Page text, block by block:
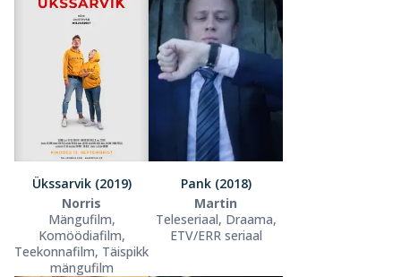
Ükssarvik (2019)
Norris
Mängufilm,
Komöödiafilm,
Teekonnafilm, Täispikk
mängufilm
Pank (2018)
Martin
Teleseriaal, Draama,
ETV/ERR seriaal